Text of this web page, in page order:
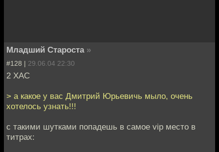
Младший Староста »
#128 | 29.06.04 22:30
2 XAC
> а какое у вас Дмитрий Юрьевичь мыло, очень
хотелось узнать!!!
с такими шутками попадешь в самое vip место в
титрах: